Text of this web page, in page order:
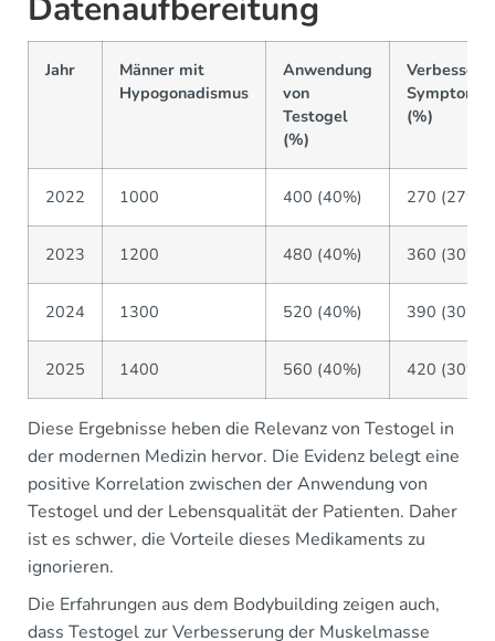
Datenaufbereitung
Jahr
Männer mit
Hypogonadismus
Anwendung
von
Testogel
(%)
Symptome
(%)
2022 1000 400 (40%) 270 (27%)
2023 1200 480 (40%) 360 (30%)
2024 1300 520 (40%) 390 (30%)
2025 1400 560 (40%) 420 (30%)
Diese Ergebnisse heben die Relevanz von Testogel in
der modernen Medizin hervor. Die Evidenz belegt eine
positive Korrelation zwischen der Anwendung von
Testogel und der Lebensqualität der Patienten. Daher
ist es schwer, die Vorteile dieses Medikaments zu
ignorieren.
Die Erfahrungen aus dem Bodybuilding zeigen auch,
dass Testogel zur Verbesserung der Muskelmasse